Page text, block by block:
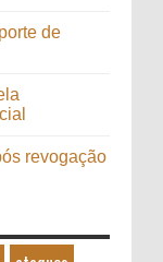
de
revogação